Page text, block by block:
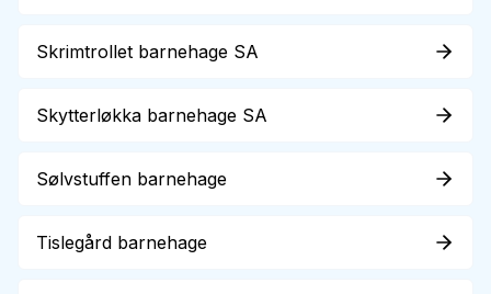
Skrimtrollet barnehage SA
Skytterløkka barnehage SA
Sølvstuffen barnehage
Tislegård barnehage